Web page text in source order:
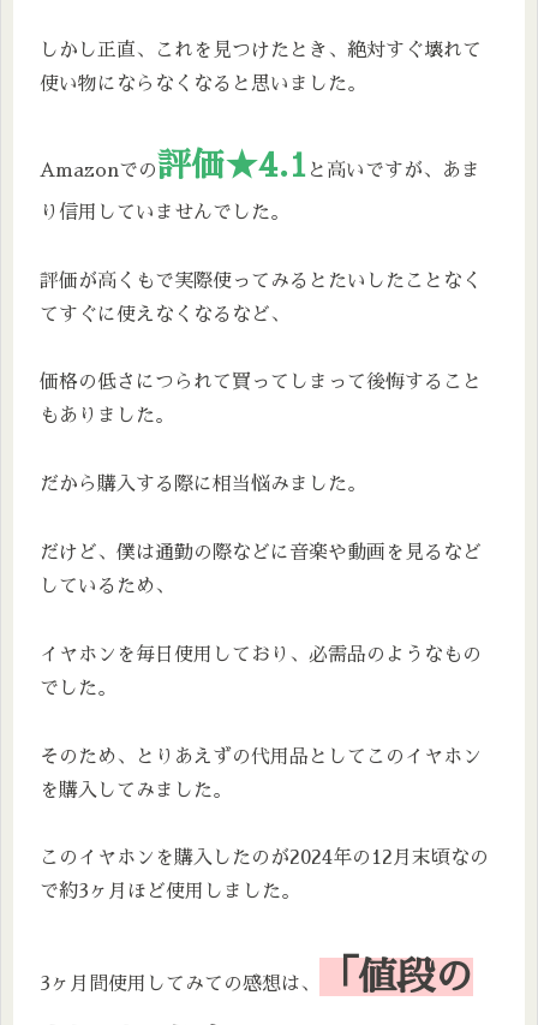
しかし正直、これを見つけたとき、絶対すぐ壊れて
使い物にならなくなると思いました。
Amazonでの評価★4.1 と高いですが、あま
り信用していませんでした。
評価が高くもで実際使ってみるとたいしたことなく
てすぐに使えなくなるなど、
価格の低さにつられて買ってしまって後悔すること
もありました。
だから購入する際に相当悩みました。
だけど、僕は通勤の際などに音楽や動画を見るなど
しているため、
イヤホンを毎日使用しており、必需品のようなもの
でした。
そのため、とりあえずの代用品としてこのイヤホン
を購入してみました。
このイヤホンを購入したのが2024年の12月末頃なの
で約3ヶ月ほど使用しました。
3ヶ月間使用してみての感想は、
「値段の